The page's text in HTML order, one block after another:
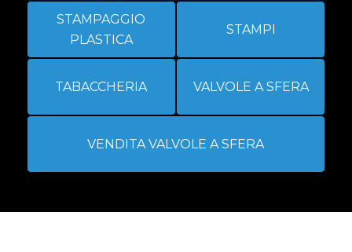
STAMPAGGIO
PLASTICA
STAMPI
TABACCHERIA VALVOLE A SFERA
VENDITA VALVOLE A SFERA